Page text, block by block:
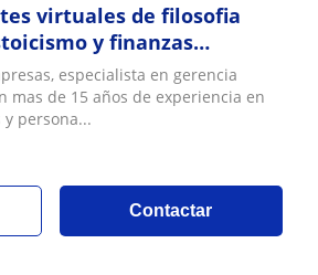
virtuales de filosofia
y finanzas
especialista en gerencia
mas de 15 años de experiencia en
persona...
Contactar